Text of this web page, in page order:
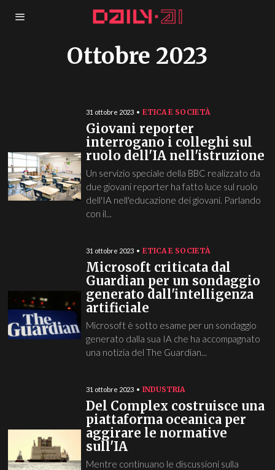
Ottobre 2023
31 ottobre 2023 ETICA E SOCIETÀ
Giovani reporter
interrogano i colleghi sul
ruolo dell'IA nell'istruzione
Un servizio speciale della BBC realizzato da
due giovani reporter ha fatto luce sul ruolo
dell'IA nell'educazione dei giovani. Parlando
con il...
31 ottobre 2023 ETICA E SOCIETÀ
Microsoft criticata dal
Guardian per un sondaggio
generato dall'intelligenza
artificiale
Microsoft è sotto esame per un sondaggio
generato dalla sua IA che ha accompagnato
una notizia del The Guardian...
31 ottobre 2023 INDUSTRIA
Del Complex costruisce una
piattaforma oceanica per
aggirare le normative
sull'IA
Mentre continuano le discussioni sulla